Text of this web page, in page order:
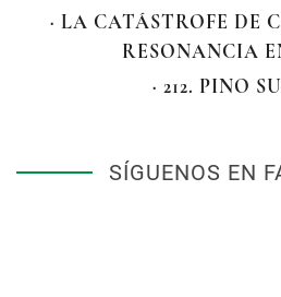
· LA CATÁSTROFE DE
RESONANCIA
· 212. PINO
SÍGUENOS EN